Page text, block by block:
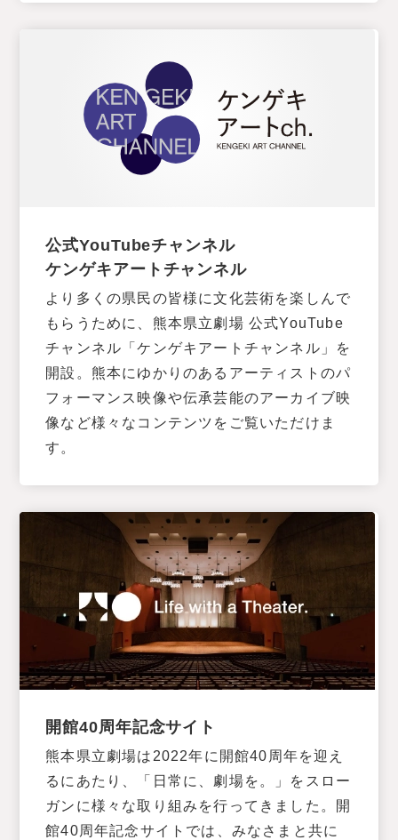
公式YouTubeチャンネル
ケンゲキアートチャンネル
より多くの県民の皆様に文化芸術を楽しんで
もらうために、熊本県立劇場 公式YouTube
チャンネル「ケンゲキアートチャンネル」を
開設。熊本にゆかりのあるアーティストのパ
フォーマンス映像や伝承芸能のアーカイブ映
像など様々なコンテンツをご覧いただけま
す。
開館40周年記念サイト
熊本県立劇場は2022年に開館40周年を迎え
るにあたり、「日常に、劇場を。」をスロー
ガンに様々な取り組みを行ってきました。開
館40周年記念サイトでは、みなさまと共に